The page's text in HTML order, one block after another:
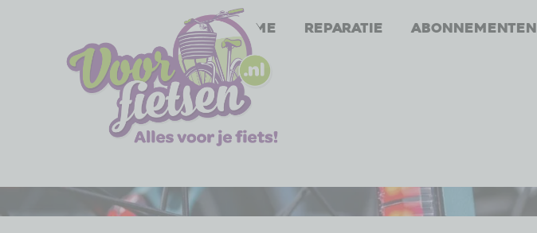
Home Reparatie Abonnementen